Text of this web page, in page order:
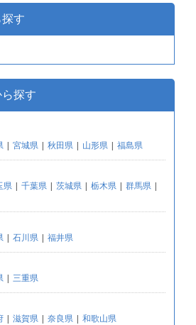
す
探す
| 宮城県 | 秋田県 | 山形県 | 福島県
県 | 千葉県 | 茨城県 | 栃木県 | 群馬県 |
| 石川県 | 福井県
| 三重県
| 滋賀県 | 奈良県 | 和歌山県